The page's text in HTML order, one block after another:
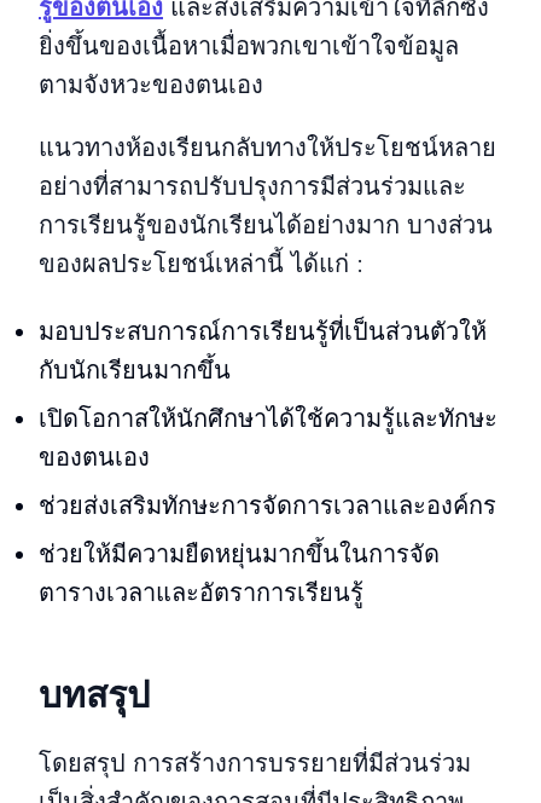
รู้ของตนเอง และส่งเสริมความเข้าใจที่ลึกซึ้ง
ยิ่งขึ้นของเนื้อหาเมื่อพวกเขาเข้าใจข้อมูล
ตามจังหวะของตนเอง
แนวทางห้องเรียนกลับทางให้ประโยชน์หลาย
อย่างที่สามารถปรับปรุงการมีส่วนร่วมและ
การเรียนรู้ของนักเรียนได้อย่างมาก บางส่วน
ของผลประโยชน์เหล่านี้ ได้แก่ :
มอบประสบการณ์การเรียนรู้ที่เป็นส่วนตัวให้
กับนักเรียนมากขึ้น
เปิดโอกาสให้นักศึกษาได้ใช้ความรู้และทักษะ
ของตนเอง
ช่วยส่งเสริมทักษะการจัดการเวลาและองค์กร
ช่วยให้มีความยืดหยุ่นมากขึ้นในการจัด
ตารางเวลาและอัตราการเรียนรู้
บทสรุป
โดยสรุป การสร้างการบรรยายที่มีส่วนร่วม